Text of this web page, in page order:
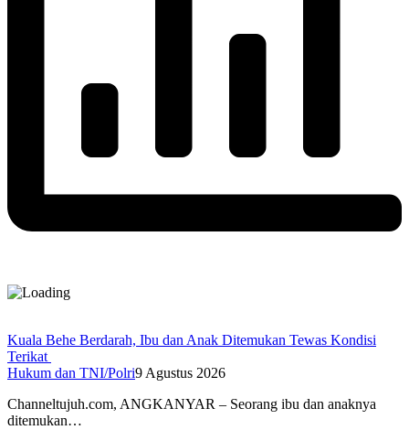
Kuala Behe Berdarah, Ibu dan Anak Ditemukan Tewas Kondisi
Terikat
Hukum dan TNI/Polri9 Agustus 2026
Channeltujuh.com, ANGKANYAR – Seorang ibu dan anaknya
ditemukan…